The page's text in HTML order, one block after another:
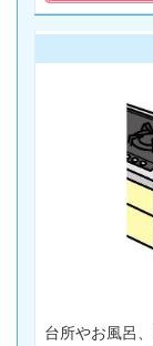
台所やお風呂